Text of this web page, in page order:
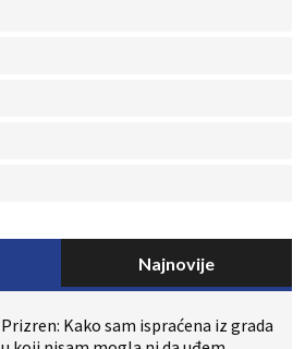
Najnovije
Prizren: Kako sam ispraćena iz grada